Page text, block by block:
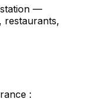
—
restaurants,
: